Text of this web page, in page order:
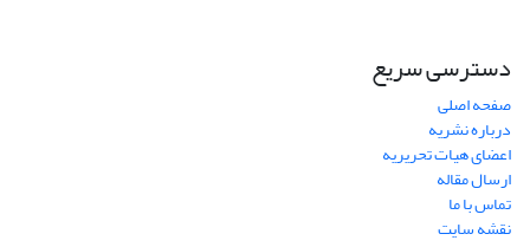
دسترسی سریع
صفحه اصلی
درباره نشریه
اعضای هیات تحریریه
ارسال مقاله
تماس با ما
نقشه سایت